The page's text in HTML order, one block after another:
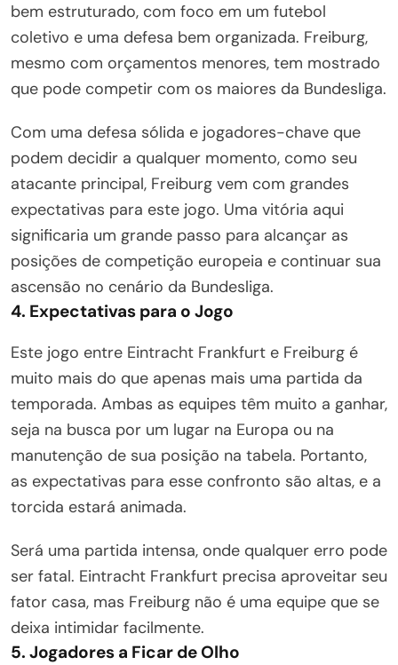
bem estruturado, com foco em um futebol
coletivo e uma defesa bem organizada. Freiburg,
mesmo com orçamentos menores, tem mostrado
que pode competir com os maiores da Bundesliga.
Com uma defesa sólida e jogadores-chave que
podem decidir a qualquer momento, como seu
atacante principal, Freiburg vem com grandes
expectativas para este jogo. Uma vitória aqui
significaria um grande passo para alcançar as
posições de competição europeia e continuar sua
ascensão no cenário da Bundesliga.
4. Expectativas para o Jogo
Este jogo entre Eintracht Frankfurt e Freiburg é
muito mais do que apenas mais uma partida da
temporada. Ambas as equipes têm muito a ganhar,
seja na busca por um lugar na Europa ou na
manutenção de sua posição na tabela. Portanto,
as expectativas para esse confronto são altas, e a
torcida estará animada.
Será uma partida intensa, onde qualquer erro pode
ser fatal. Eintracht Frankfurt precisa aproveitar seu
fator casa, mas Freiburg não é uma equipe que se
deixa intimidar facilmente.
5. Jogadores a Ficar de Olho